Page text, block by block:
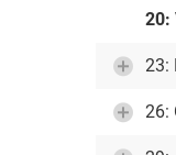
20:
23:
26: